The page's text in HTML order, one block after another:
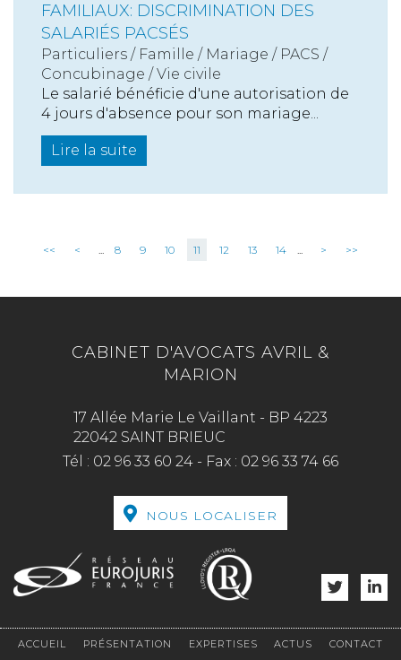
FAMILIAUX: DISCRIMINATION DES
SALARIÉS PACSÉS
Particuliers / Famille / Mariage / PACS /
Concubinage / Vie civile
Le salarié bénéficie d'une autorisation de
4 jours d'absence pour son mariage...
Lire la suite
<< < ... 8 9 10 11 12 13 14 ... > >>
CABINET D'AVOCATS AVRIL &
MARION
17 Allée Marie Le Vaillant - BP 4223
22042 SAINT BRIEUC
Tél : 02 96 33 60 24 - Fax : 02 96 33 74 66
NOUS LOCALISER
ACCUEIL PRÉSENTATION EXPERTISES ACTUS CONTACT